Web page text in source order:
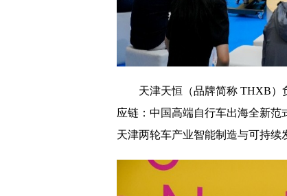
天津天恒（品牌简称 THXB）
应链：中国高端自行车出海全新
天津两轮车产业智能制造与可持续